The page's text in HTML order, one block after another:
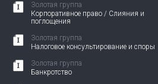
Золотая группа
Корпоративное право / Слияния и
поглощения
Золотая группа
Налоговое консультирование и споры
Золотая группа
Банкротство